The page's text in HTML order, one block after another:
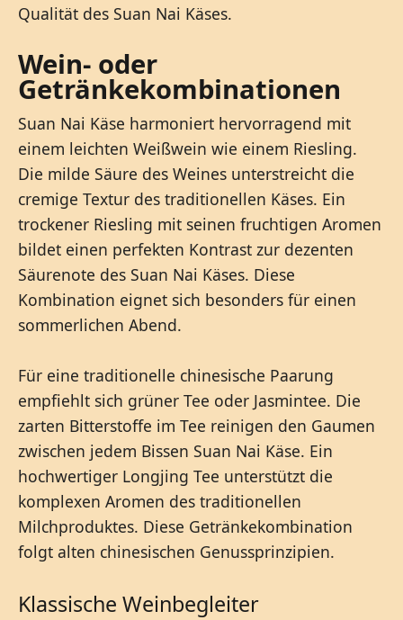
Qualität des Suan Nai Käses.
Wein- oder
Getränkekombinationen
Suan Nai Käse harmoniert hervorragend mit
einem leichten Weißwein wie einem Riesling.
Die milde Säure des Weines unterstreicht die
cremige Textur des traditionellen Käses. Ein
trockener Riesling mit seinen fruchtigen Aromen
bildet einen perfekten Kontrast zur dezenten
Säurenote des Suan Nai Käses. Diese
Kombination eignet sich besonders für einen
sommerlichen Abend.
Für eine traditionelle chinesische Paarung
empfiehlt sich grüner Tee oder Jasmintee. Die
zarten Bitterstoffe im Tee reinigen den Gaumen
zwischen jedem Bissen Suan Nai Käse. Ein
hochwertiger Longjing Tee unterstützt die
komplexen Aromen des traditionellen
Milchproduktes. Diese Getränkekombination
folgt alten chinesischen Genussprinzipien.
Klassische Weinbegleiter